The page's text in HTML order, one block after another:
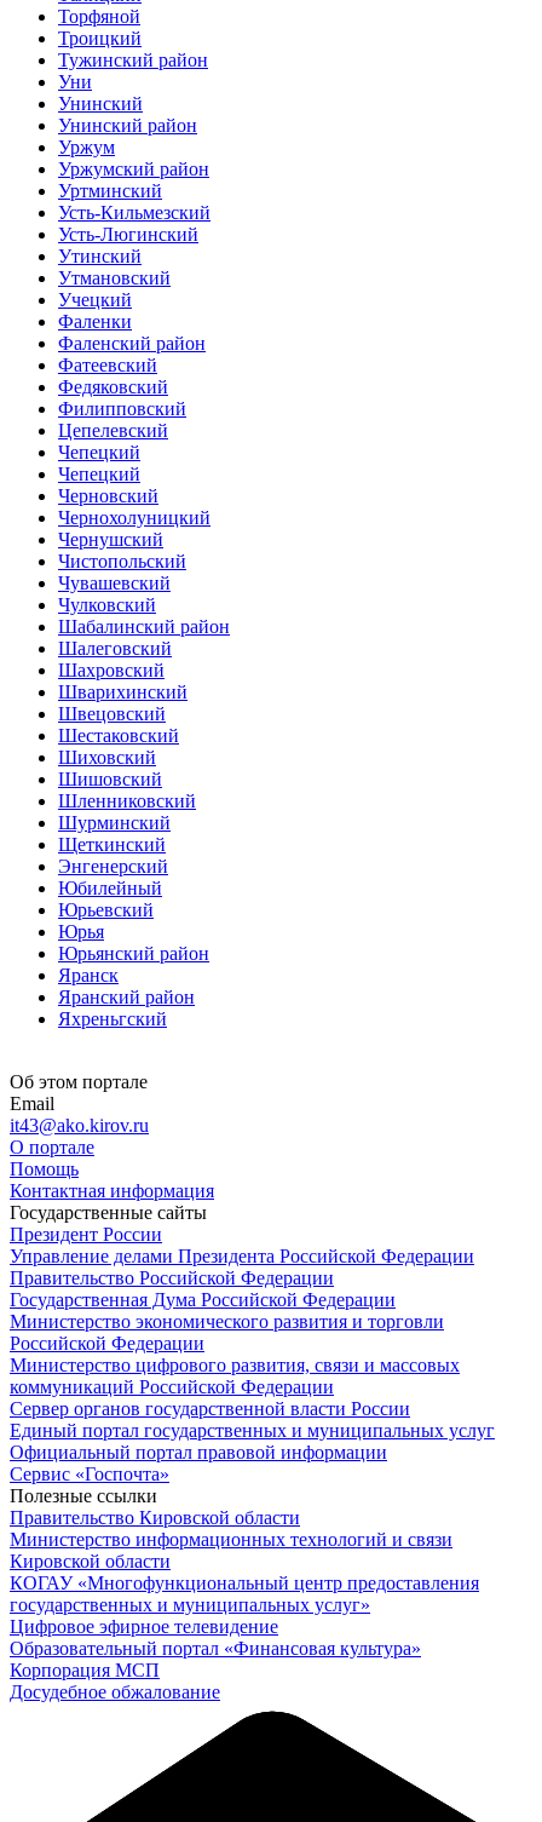
Торфяной
Троицкий
Тужинский район
Уни
Унинский
Унинский район
Уржум
Уржумский район
Уртминский
Усть-Кильмезский
Усть-Люгинский
Утинский
Утмановский
Учецкий
Фаленки
Фаленский район
Фатеевский
Федяковский
Филипповский
Цепелевский
Чепецкий
Чепецкий
Черновский
Чернохолуницкий
Чернушский
Чистопольский
Чувашевский
Чулковский
Шабалинский район
Шалеговский
Шахровский
Шварихинский
Швецовский
Шестаковский
Шиховский
Шишовский
Шленниковский
Шурминский
Щеткинский
Энгенерский
Юбилейный
Юрьевский
Юрья
Юрьянский район
Яранск
Яранский район
Яхреньгский
Об этом портале
Email
it43@ako.kirov.ru
О портале
Помощь
Контактная информация
Государственные сайты
Президент России
Управление делами Президента Российской Федерации
Правительство Российской Федерации
Государственная Дума Российской Федерации
Министерство экономического развития и торговли
Российской Федерации
Министерство цифрового развития, связи и массовых
коммуникаций Российской Федерации
Сервер органов государственной власти России
Единый портал государственных и муниципальных услуг
Официальный портал правовой информации
Cервис «Госпочта»
Полезные ссылки
Правительство Кировской области
Министерство информационных технологий и связи
Кировской области
КОГАУ «Многофункциональный центр предоставления
государственных и муниципальных услуг»
Цифровое эфирное телевидение
Образовательный портал «Финансовая культура»
Корпорация МСП
Досудебное обжалование